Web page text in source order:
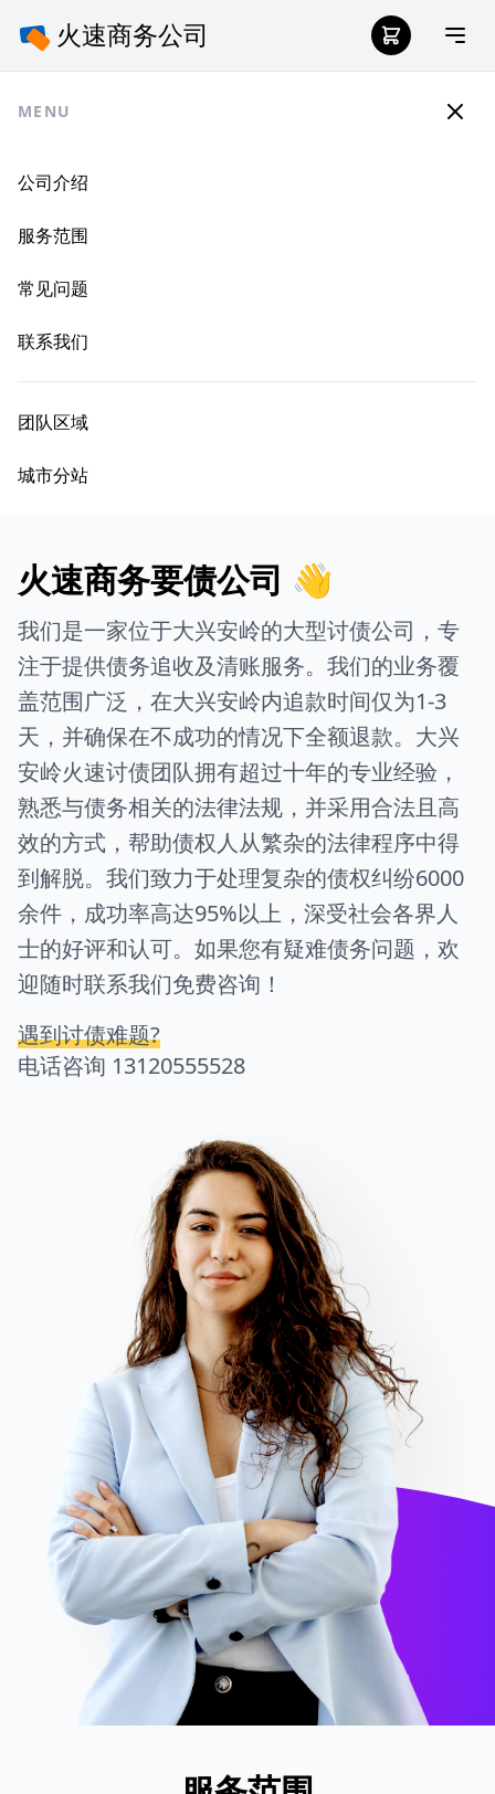
MENU
公司介绍
服务范围
常见问题
联系我们
团队区域
城市分站
火速商务要债公司 👋
我们是一家位于大兴安岭的大型讨债公司，专
注于提供债务追收及清账服务。我们的业务覆
盖范围广泛，在大兴安岭内追款时间仅为1-3
天，并确保在不成功的情况下全额退款。大兴
安岭火速讨债团队拥有超过十年的专业经验，
熟悉与债务相关的法律法规，并采用合法且高
效的方式，帮助债权人从繁杂的法律程序中得
到解脱。我们致力于处理复杂的债权纠纷6000
余件，成功率高达95%以上，深受社会各界人
士的好评和认可。如果您有疑难债务问题，欢
迎随时联系我们免费咨询！
遇到讨债难题?
电话咨询 13120555528